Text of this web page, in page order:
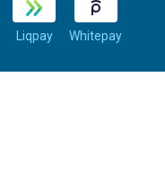
Liqpay Whitepay